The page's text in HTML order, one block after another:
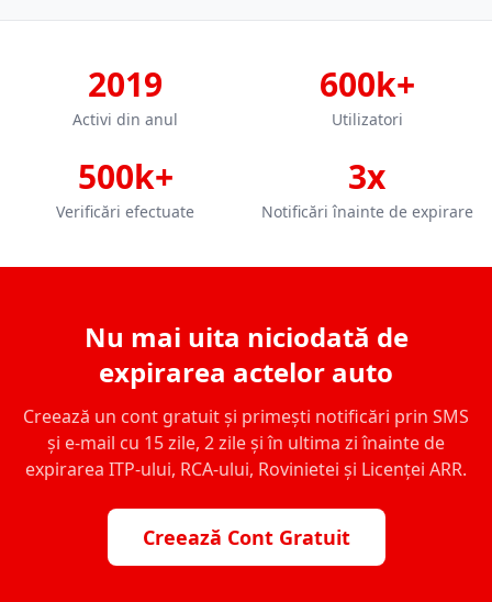
2019
Activi din anul
600k+
Utilizatori
500k+
Verificări efectuate
3x
Notificări înainte de expirare
Nu mai uita niciodată de
expirarea actelor auto
Creează un cont gratuit și primești notificări prin SMS
și e-mail cu 15 zile, 2 zile și în ultima zi înainte de
expirarea ITP-ului, RCA-ului, Rovinietei și Licenței ARR.
Creează Cont Gratuit